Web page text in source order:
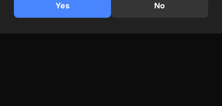
Lisää ostoskoriin
Yes No